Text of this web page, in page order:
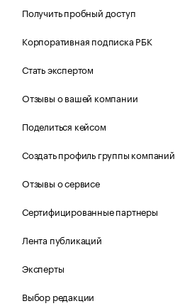
Получить пробный доступ
Корпоративная подписка РБК
Стать экспертом
Отзывы о вашей компании
Поделиться кейсом
Создать профиль группы компаний
Отзывы о сервисе
Сертифицированные партнеры
Лента публикаций
Эксперты
Выбор редакции